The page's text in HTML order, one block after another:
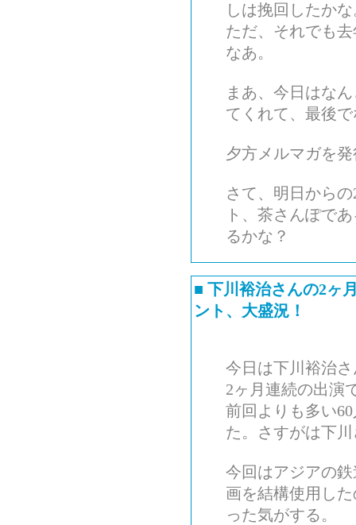
しは挽回したか
ただ、それでも
なあ。
まあ、今日はな
てくれて、最後
夕方メルマガを
さて、明日から
ト、茶さんぽで
るかな？
■ 下川裕治さんの2ヶ
ント、大盛況！
今日は下川裕治
2ヶ月連続の出演
前回よりも多い
た。さすがは下
今回はアジアの
画を結構使用し
った気がする。